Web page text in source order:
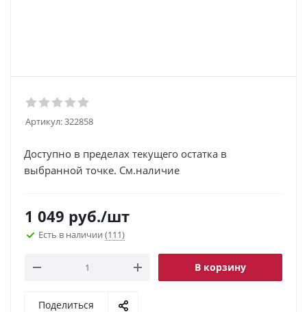
Артикул:322858
Доступно в пределах текущего остатка в
выбранной точке. См.наличие
1 049 руб./шт
Есть в наличии (111)
В корзину
Поделиться